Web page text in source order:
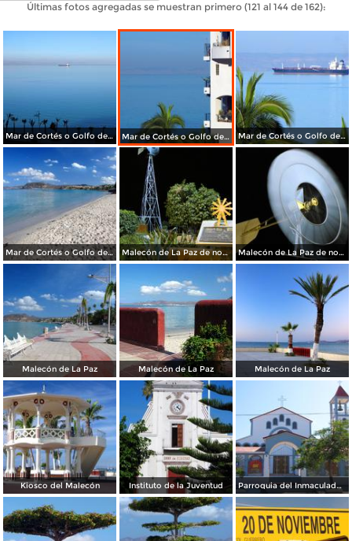
Últimas fotos agregadas se muestran primero (121 al 144 de 162):
Mar de Cortés o Golfo de California Mar de Cortés o Golfo de California Mar de Cortés o Golfo de California
Mar de Cortés o Golfo de California Malecón de La Paz de noche Malecón de La Paz de noche
Malecón de La Paz Malecón de La Paz Malecón de La Paz
Kiosco del Malecón Instituto de la Juventud Parroquia del Inmaculado Corazón de María